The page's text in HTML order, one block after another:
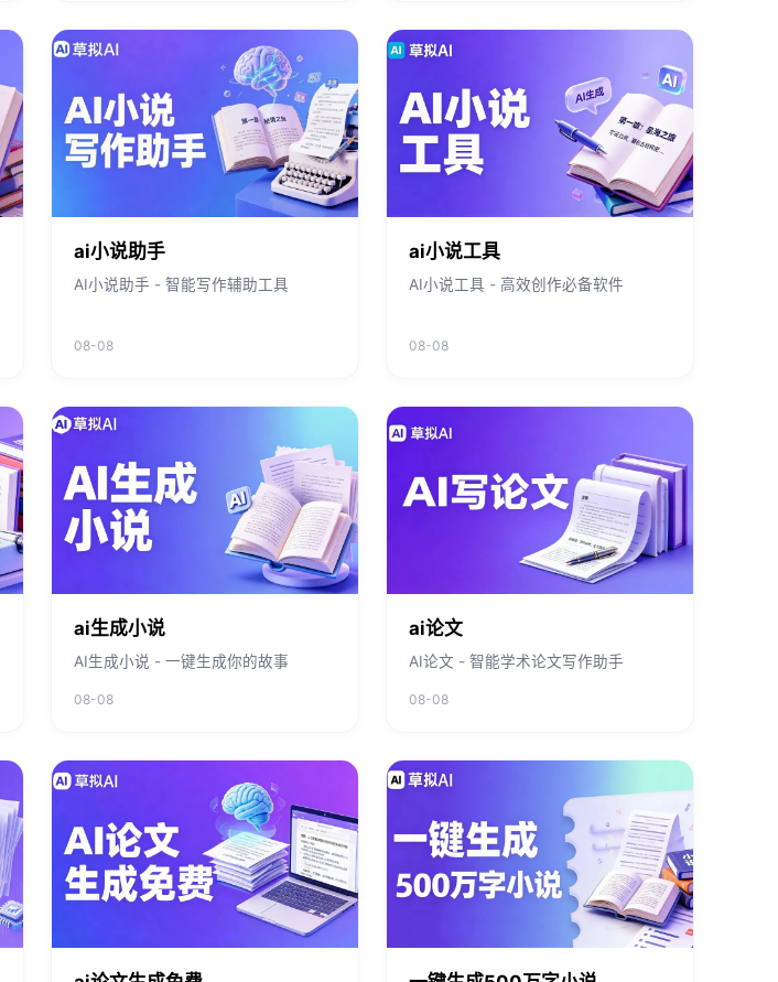
ai小说助手
AI小说助手 - 智能写作辅助工具
08-08
ai小说工具
AI小说工具 - 高效创作必备软件
08-08
ai生成小说
AI生成小说 - 一键生成你的故事
08-08
ai论文
AI论文 - 智能学术论文写作助手
08-08